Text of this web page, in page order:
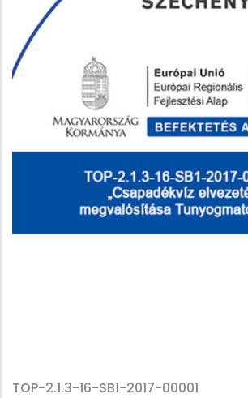
TOP-2.1.3-16-SB1-2017-00001